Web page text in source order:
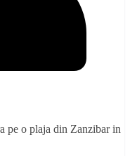
pe o plaja din Zanzibar in